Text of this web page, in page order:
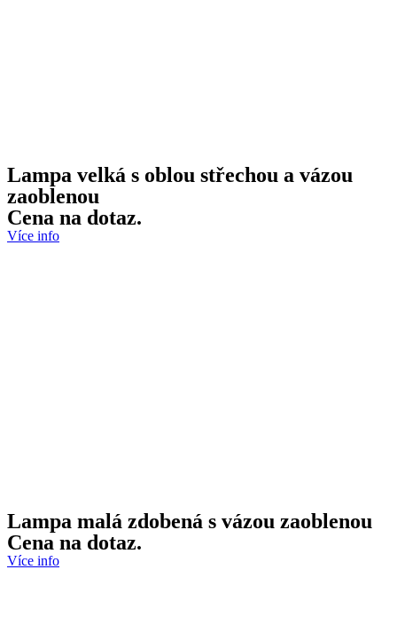
Lampa velká s oblou střechou a vázou
zaoblenou
Cena na dotaz.
Více info
Lampa malá zdobená s vázou zaoblenou
Cena na dotaz.
Více info